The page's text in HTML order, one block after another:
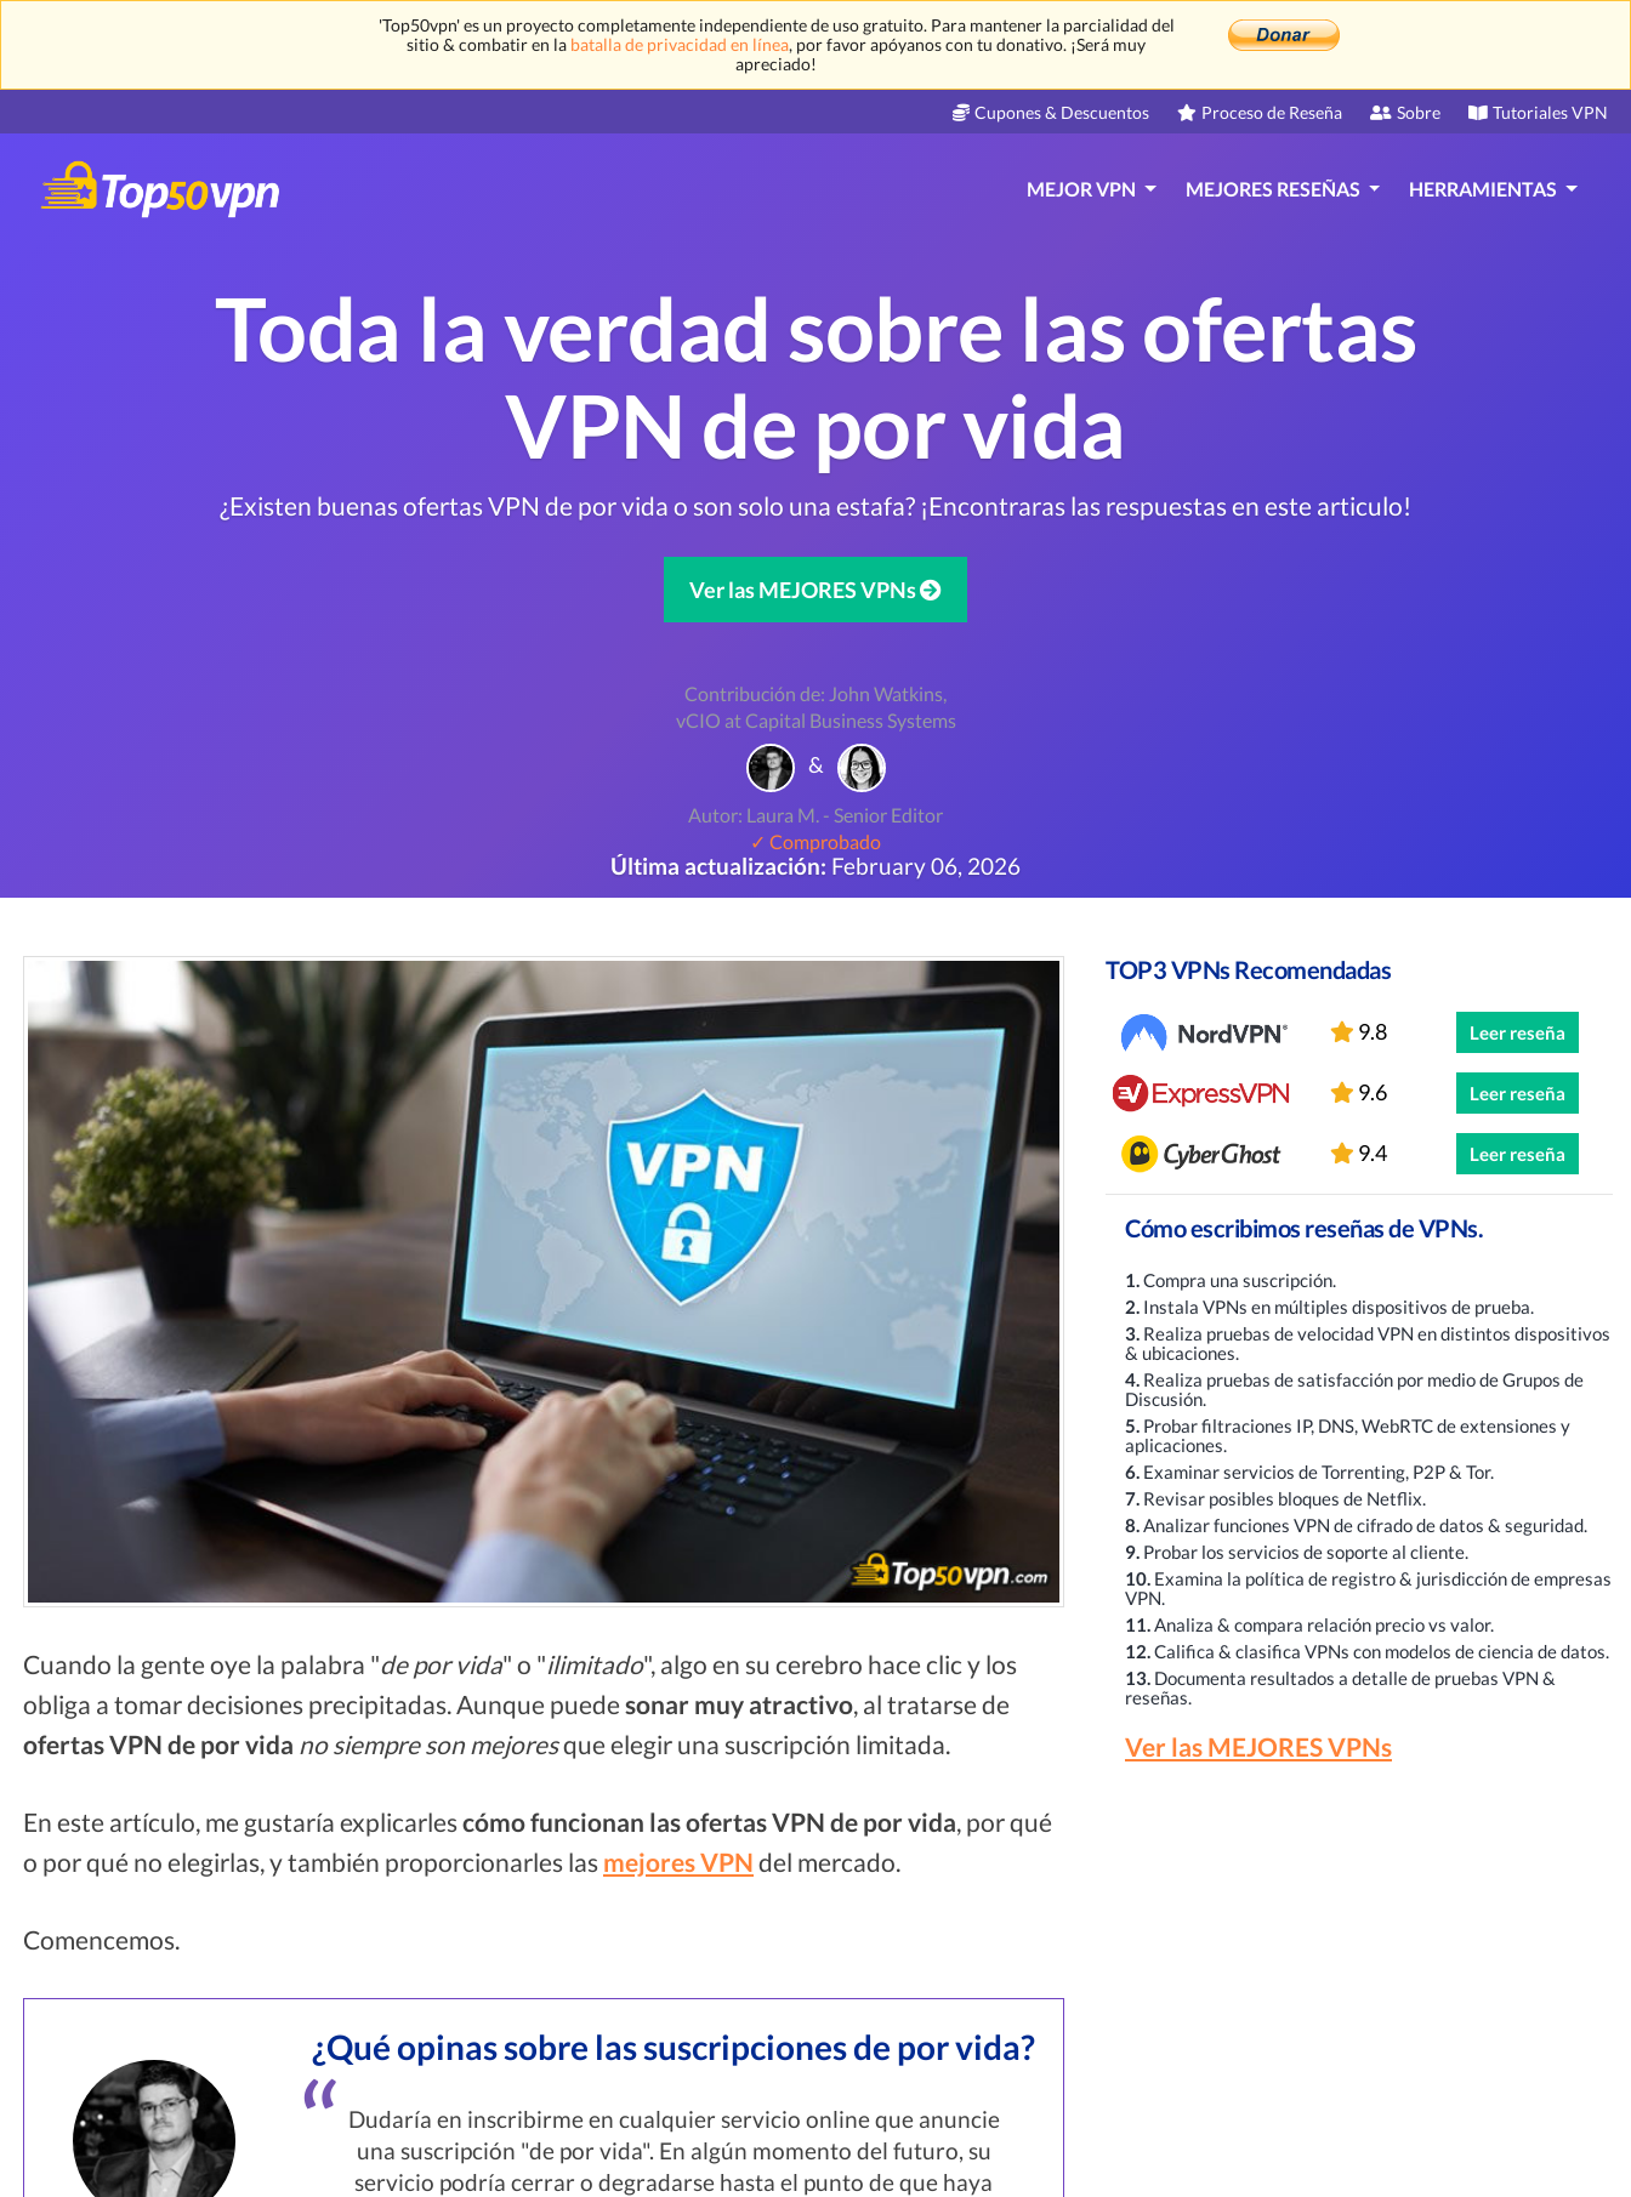
'Top50vpn' es un proyecto completamente independiente de uso gratuito. Para mantener la parcialidad del
sitio & combatir en la batalla de privacidad en línea, por favor apóyanos con tu donativo. ¡Será muy
apreciado!
Cupones & Descuentos Proceso de Reseña Sobre Tutoriales VPN
MEJOR VPN MEJORES RESEÑAS HERRAMIENTAS
Toda la verdad sobre las ofertas
VPN de por vida
¿Existen buenas ofertas VPN de por vida o son solo una estafa? ¡Encontraras las respuestas en este articulo!
Ver las MEJORES VPNs
Contribución de: John Watkins,
vCIO at Capital Business Systems
&
Autor: Laura M. - Senior Editor
✓ Comprobado
Última actualización: February 06, 2026
Cuando la gente oye la palabra "de por vida" o "ilimitado", algo en su cerebro hace clic y los
obliga a tomar decisiones precipitadas. Aunque puede sonar muy atractivo, al tratarse de
ofertas VPN de por vida no siempre son mejoresque elegir una suscripción limitada.
En este artículo, me gustaría explicarlescómo funcionan lasofertas VPN de por vida, por qué
o por qué no elegirlas, y también proporcionarles las mejores VPN del mercado.
Comencemos.
¿Qué opinas sobre las suscripciones de por vida?
Dudaría en inscribirme en cualquier servicio online que anuncie
una suscripción "de por vida". En algún momento del futuro, su
servicio podría cerrar o degradarse hasta el punto de que haya
TOP3 VPNs Recomendadas
9.8 Leer reseña
9.6 Leer reseña
9.4 Leer reseña
Cómo escribimos reseñas de VPNs.
1.Compra una suscripción.
2. Instala VPNs en múltiples dispositivos de prueba.
3. Realiza pruebas de velocidad VPN en distintos dispositivos
& ubicaciones.
4. Realiza pruebas de satisfacción por medio de Grupos de
Discusión.
5. Probar filtraciones IP, DNS, WebRTC de extensiones y
aplicaciones.
6. Examinar servicios de Torrenting, P2P & Tor.
7. Revisar posibles bloques de Netflix.
8.Analizar funciones VPN de cifrado de datos & seguridad.
9. Probar los servicios de soporte al cliente.
10. Examina la política de registro & jurisdicción de empresas
VPN.
11.Analiza & compara relación precio vs valor.
12.Califica & clasifica VPNs con modelos de ciencia de datos.
13. Documenta resultados a detalle de pruebas VPN &
reseñas.
Ver las MEJORES VPNs